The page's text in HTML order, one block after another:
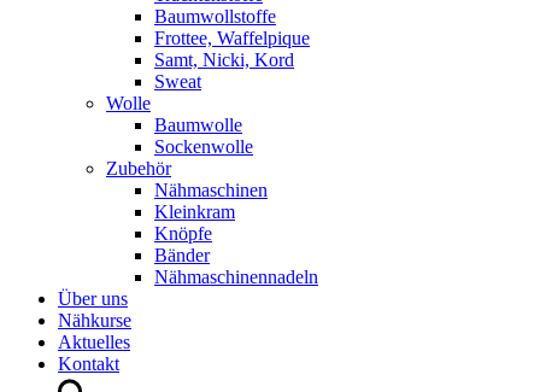
Baumwollstoffe
Frottee, Waffelpique
Samt, Nicki, Kord
Sweat
Wolle
Baumwolle
Sockenwolle
Zubehör
Nähmaschinen
Kleinkram
Knöpfe
Bänder
Nähmaschinennadeln
Über uns
Nähkurse
Aktuelles
Kontakt